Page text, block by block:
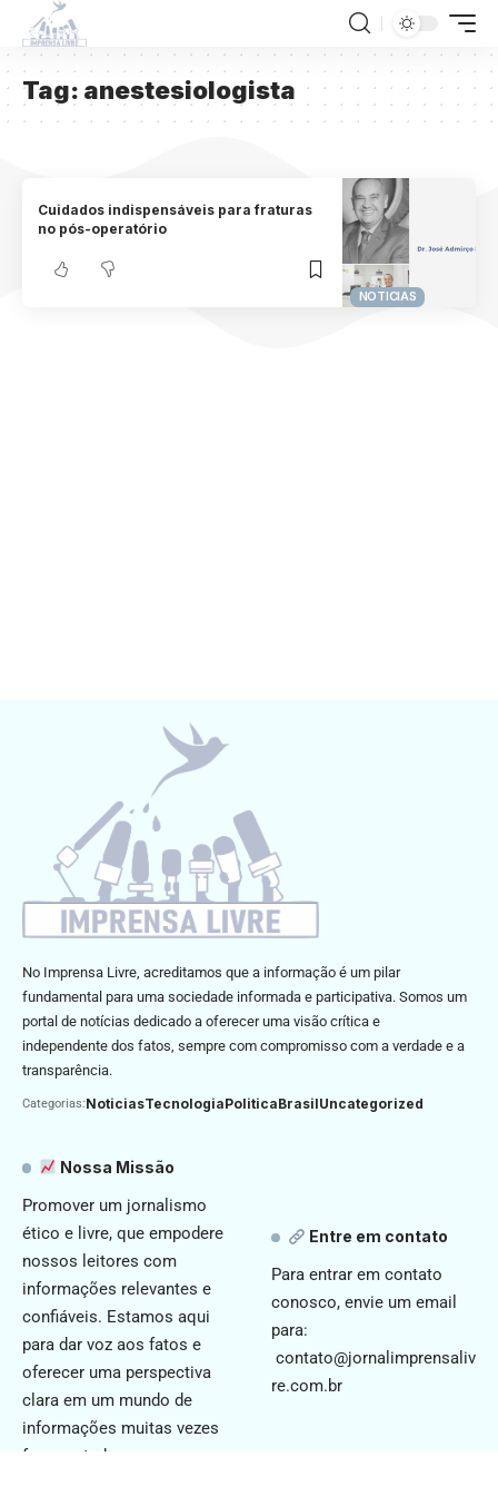
Tag: anestesiologista
NOTICIAS
Cuidados indispensáveis para fraturas
no pós-operatório
No Imprensa Livre, acreditamos que a informação é um pilar
fundamental para uma sociedade informada e participativa. Somos um
portal de notícias dedicado a oferecer uma visão crítica e
independente dos fatos, sempre com compromisso com a verdade e a
transparência.
Categorias:NoticiasTecnologiaPoliticaBrasilUncategorized
Nossa Missão
Promover um jornalismo
ético e livre, que empodere
nossos leitores com
informações relevantes e
confiáveis. Estamos aqui
para dar voz aos fatos e
oferecer uma perspectiva
clara em um mundo de
informações muitas vezes
fragmentadas.
Entre em contato
Para entrar em contato
conosco, envie um email
para:
contato@jornalimprensaliv
re.com.br